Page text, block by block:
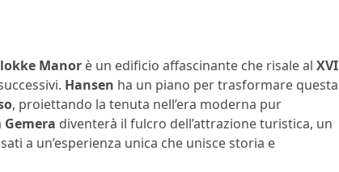
Manor è un edificio affascinante che risale al XVI
Hansen ha un piano per trasformare questa
, proiettando la tenuta nell’era moderna pur
Gemera diventerà il fulcro dell’attrazione turistica, un
a un’esperienza unica che unisce storia e